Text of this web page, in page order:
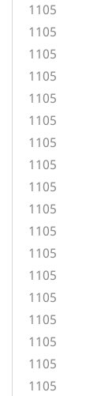
1105
1105
1105
1105
1105
1105
1105
1105
1105
1105
1105
1105
1105
1105
1105
1105
1105
1105